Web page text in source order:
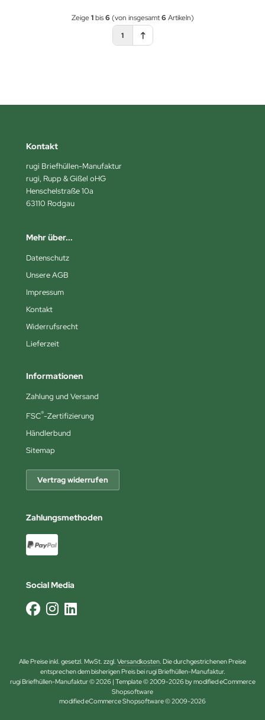
Zeige1bis6 (von insgesamt6 Artikeln)
1
Kontakt
rugi Briefhüllen-Manufaktur
rugi, Rupp & Gißel oHG
Henschelstraße 10a
63110 Rodgau
Mehr über...
Datenschutz
Unsere AGB
Impressum
Kontakt
Widerrufsrecht
Lieferzeit
Informationen
Zahlung und Versand
FSC®-Zertifizierung
Händlerbund
Sitemap
Vertrag widerrufen
Zahlungsmethoden
Social Media
Alle Preise inkl. gesetzl. MwSt. zzgl. Versandkosten. Die durchgestrichenen Preise
entsprechen dem bisherigen Preis bei rugi Briefhüllen-Manufaktur.
rugi Briefhüllen-Manufaktur © 2026 | Template © 2009-2026 by modified eCommerce
Shopsoftware
modified eCommerce Shopsoftware © 2009-2026